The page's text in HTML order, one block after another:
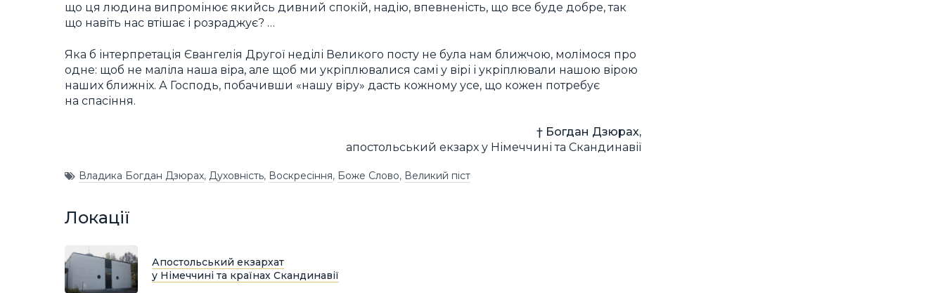
що ця людина випромінює якийсь дивний спокій, надію, впевненість, що все буде добре, так
що навіть нас втішає і розраджує? …
Яка б інтерпретація Євангелія Другої неділі Великого посту не була нам ближчою, молімося про
одне: щоб не маліла наша віра, але щоб ми укріплювалися самі у вірі і укріплювали нашою вірою
наших ближніх. А Господь, побачивши «нашу віру» дасть кожному усе, що кожен потребує
на спасіння.
† Богдан Дзюрах,
апостольський екзарх у Німеччині та Скандинавії
Владика Богдан Дзюрах, Духовність, Воскресіння, Боже Слово, Великий піст
Локації
Апостольський екзархат
у Німеччині та країнах Скандинавії